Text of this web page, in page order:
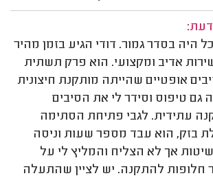
דעת:
היה בסדר גמור. דודי הגיע בזמן מהיר
אדיב ומקצועי. הוא פרק תשתית
אופטיים שהייתה מותקנת חיצונית
גם טיפוס וסידר לי את הסיבים
עתידית. לגבי פתיחת הסתימה
בזק, הוא עבד מספר שעות וניסה
אך לא הצליח והמליץ לי על
חלופות להתקנה. יש לציין שהתעלה